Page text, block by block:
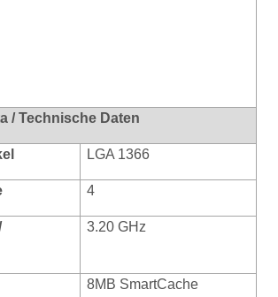
/ Technische Daten
LGA 1366
4
3.20 GHz
8MB SmartCache